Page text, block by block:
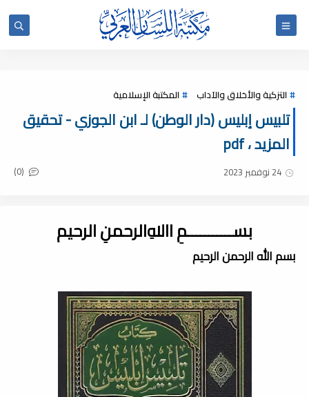
التزكية والأخلاق والآداب المكتبة الإسلامية
تلبيس إبليس (دار الوطن) لـ ابن الجوزي - تحقيق
المزيد ، pdf
24 نوفمبر 2023 (0)
بســـــــــــمِ اﷲِالرحمنِ الرحيم
بسم الله الرحمن الرحيم